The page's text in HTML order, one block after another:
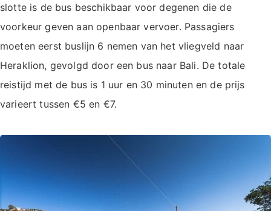
slotte is de bus beschikbaar voor degenen die de
voorkeur geven aan openbaar vervoer. Passagiers
moeten eerst buslijn 6 nemen van het vliegveld naar
Heraklion, gevolgd door een bus naar Bali. De totale
reistijd met de bus is 1 uur en 30 minuten en de prijs
varieert tussen €5 en €7.